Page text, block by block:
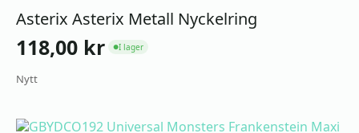
Asterix Asterix Metall Nyckelring
118,00 kr ●I lager
Nytt